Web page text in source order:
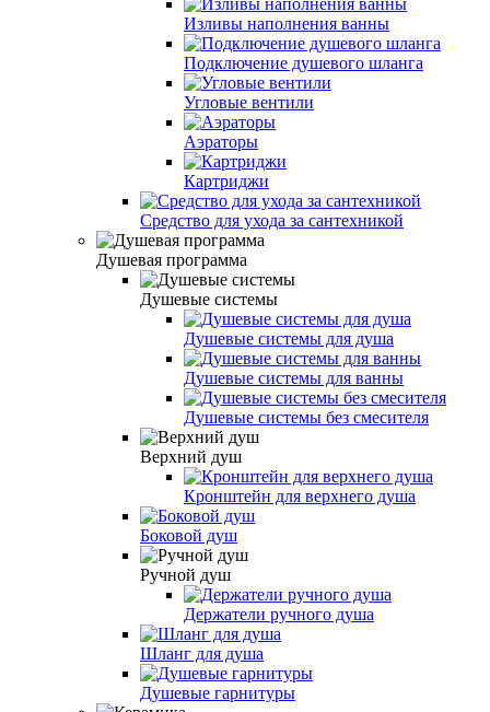
Изливы наполнения ванны
Подключение душевого шланга
Угловые вентили
Аэраторы
Картриджи
Средство для ухода за сантехникой
Душевая программа
Душевые системы
Душевые системы для душа
Душевые системы для ванны
Душевые системы без смесителя
Верхний душ
Кронштейн для верхнего душа
Боковой душ
Ручной душ
Держатели ручного душа
Шланг для душа
Душевые гарнитуры